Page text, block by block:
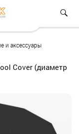
и аксессуары
Cover (диаметр